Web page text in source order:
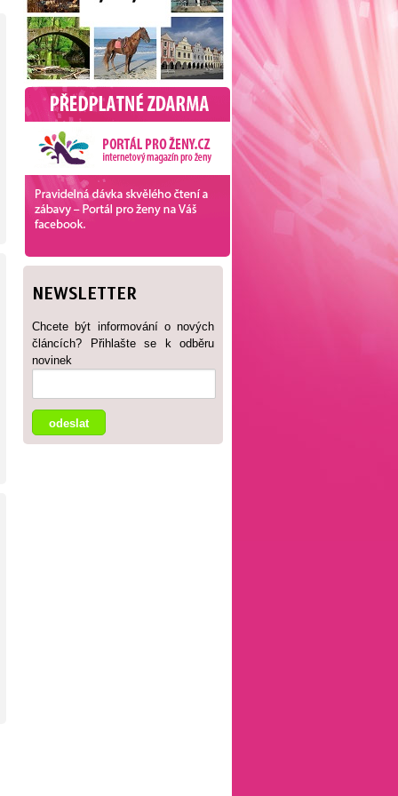
NEWSLETTER
Chcete být informování o nových
článcích? Přihlašte se k odběru
novinek